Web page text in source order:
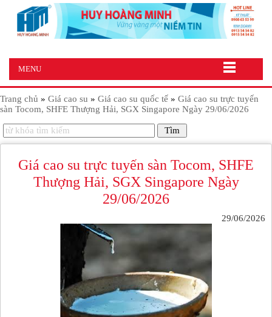
MENU
Trang chủ » Giá cao su » Giá cao su quốc tế » Giá cao su trực tuyến
sàn Tocom, SHFE Thượng Hải, SGX Singapore Ngày 29/06/2026
Giá cao su trực tuyến sàn Tocom, SHFE
Thượng Hải, SGX Singapore Ngày
29/06/2026
29/06/2026